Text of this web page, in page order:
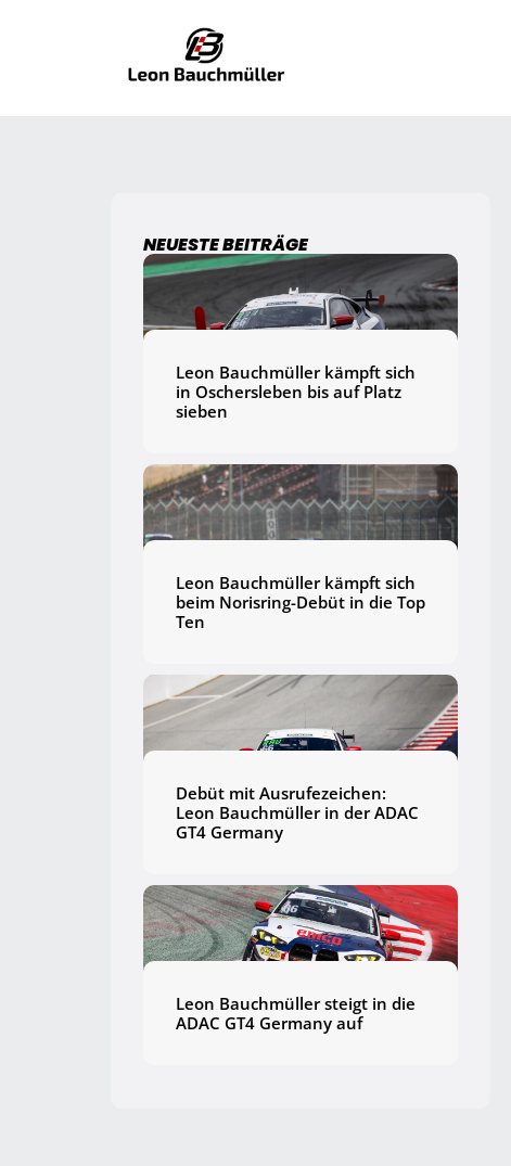
NEUESTE BEITRÄGE
Leon Bauchmüller kämpft sich
in Oschersleben bis auf Platz
sieben
Leon Bauchmüller kämpft sich
beim Norisring-Debüt in die Top
Ten
Debüt mit Ausrufezeichen:
Leon Bauchmüller in der ADAC
GT4 Germany
Leon Bauchmüller steigt in die
ADAC GT4 Germany auf